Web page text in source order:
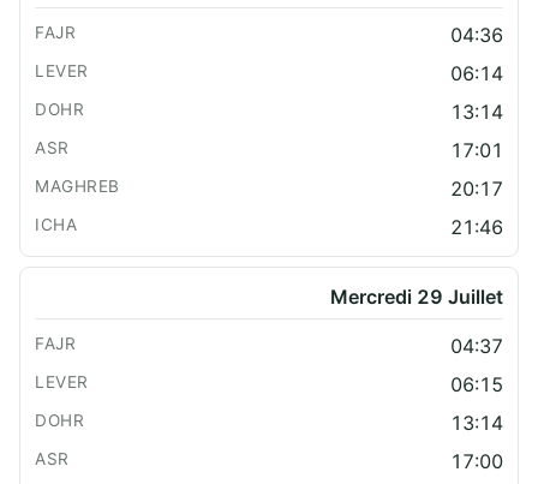
04:36
06:14
13:14
17:01
20:17
21:46
Mercredi 29 Juillet
04:37
06:15
13:14
17:00